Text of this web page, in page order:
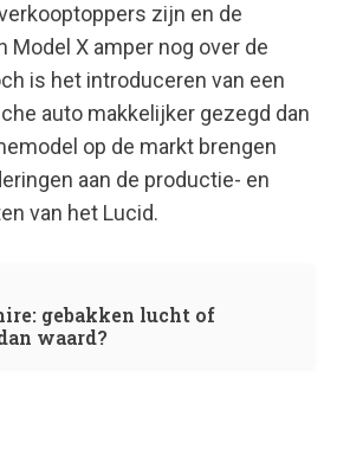
zijn en de
Model X amper nog over de
is het introduceren van een
auto makkelijker gezegd dan
op de markt brengen
aan de productie- en
van het Lucid.
gebakken lucht of
waard?